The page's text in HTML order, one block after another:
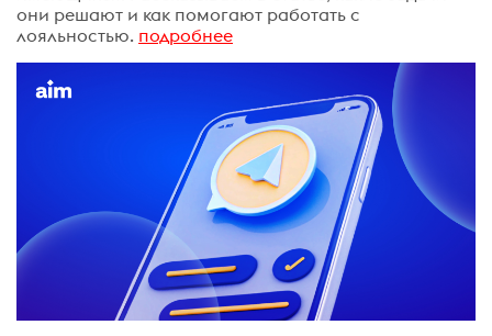
они решают и как помогают работать с
лояльностью. подробнее